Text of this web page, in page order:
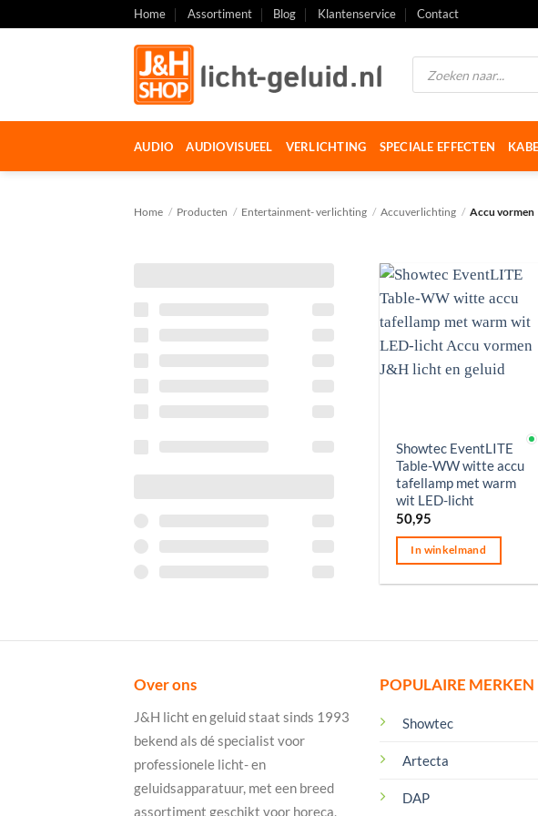
naar
Home Assortiment Blog Klantenservice Contact
Producten
zoeken
AUDIO AUDIOVISUEEL VERLICHTING SPECIALE EFFECTEN
Home / Producten / Entertainment- verlichting / Accuverlichting / Accu vormen
Op voorraad
Showtec EventLITE
Table-WW witte accu
tafellamp met warm
wit LED-licht
50,95
In winkelmand
Over ons
J&H licht en geluid staat sinds 1993
bekend als dé specialist voor
professionele licht- en
geluidsapparatuur, met een breed
assortiment geschikt voor horeca,
POPULAIRE MERKEN
Showtec
Artecta
DAP